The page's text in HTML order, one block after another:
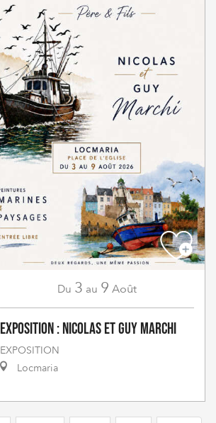
Du 3 au 9 Août
Exposition : Nicolas et Guy Marchi
EXPOSITION
Locmaria